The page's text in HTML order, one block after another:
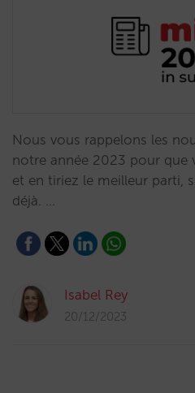
Nous vous rappelons les
notre année 2023 pour que
et en tiriez le meilleur parti,
déjà. …
Isabel Rey
20/12/2023